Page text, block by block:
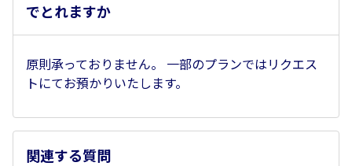
でとれますか
原則承っておりません。 一部のプランではリクエス
トにてお預かりいたします。
関連する質問